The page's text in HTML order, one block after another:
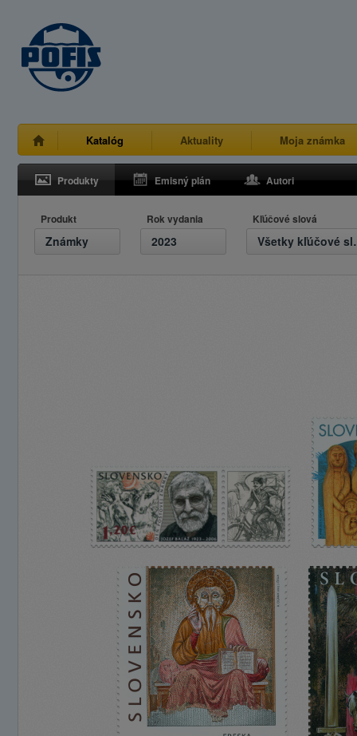
Katalóg Aktuality Moja známka
Produkty Emisný plán Autori
Produkt
Známky
Rok vydania
2023
Kľúčové slová